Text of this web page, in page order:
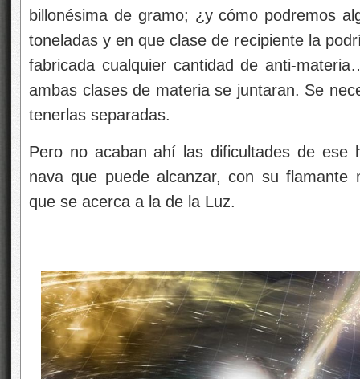
billonésima de gramo; ¿y cómo podremos
toneladas y en que clase de recipiente la
fabricada cualquier cantidad de anti-
ambas clases de materia se juntaran. Se
tenerlas separadas.
Pero no acaban ahí las dificultades de ese
nava que puede alcanzar, con su flamante
que se acerca a la de la Luz.